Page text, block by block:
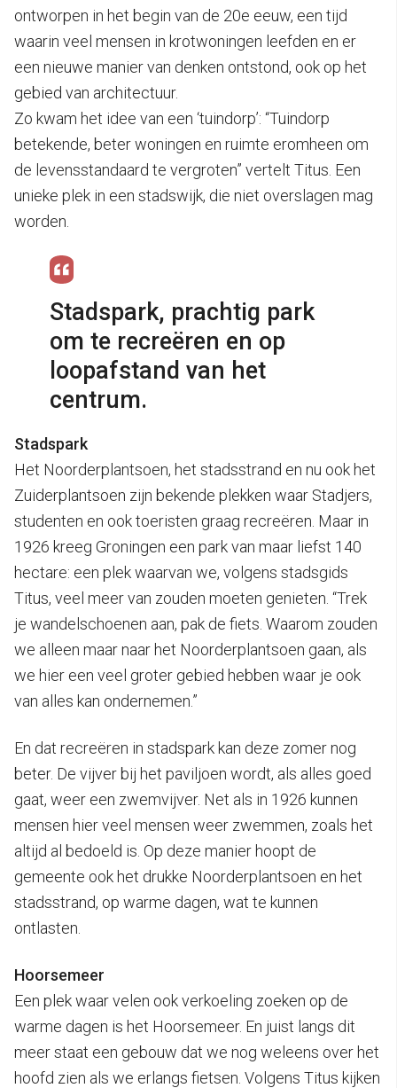
ontworpen in het begin van de 20e eeuw, een tijd
waarin veel mensen in krotwoningen leefden en er
een nieuwe manier van denken ontstond, ook op het
gebied van architectuur.
Zo kwam het idee van een ‘tuindorp’: “Tuindorp
betekende, beter woningen en ruimte eromheen om
de levensstandaard te vergroten” vertelt Titus. Een
unieke plek in een stadswijk, die niet overslagen mag
worden.
Stadspark, prachtig park
om te recreëren en op
loopafstand van het
centrum.
Stadspark
Het Noorderplantsoen, het stadsstrand en nu ook het
Zuiderplantsoen zijn bekende plekken waar Stadjers,
studenten en ook toeristen graag recreëren. Maar in
1926 kreeg Groningen een park van maar liefst 140
hectare: een plek waarvan we, volgens stadsgids
Titus, veel meer van zouden moeten genieten. “Trek
je wandelschoenen aan, pak de fiets. Waarom zouden
we alleen maar naar het Noorderplantsoen gaan, als
we hier een veel groter gebied hebben waar je ook
van alles kan ondernemen.”
En dat recreëren in stadspark kan deze zomer nog
beter. De vijver bij het paviljoen wordt, als alles goed
gaat, weer een zwemvijver. Net als in 1926 kunnen
mensen hier veel mensen weer zwemmen, zoals het
altijd al bedoeld is. Op deze manier hoopt de
gemeente ook het drukke Noorderplantsoen en het
stadsstrand, op warme dagen, wat te kunnen
ontlasten.
Hoorsemeer
Een plek waar velen ook verkoeling zoeken op de
warme dagen is het Hoorsemeer. En juist langs dit
meer staat een gebouw dat we nog weleens over het
hoofd zien als we erlangs fietsen. Volgens Titus kijken